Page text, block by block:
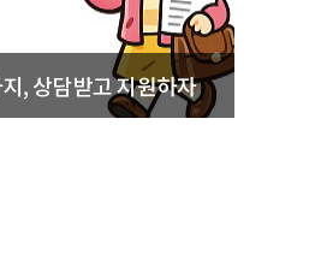
, 상담받고 지원하자